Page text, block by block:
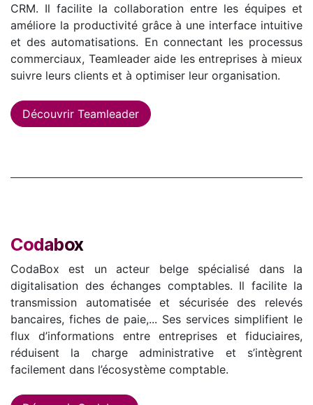
CRM. Il facilite la collaboration entre les équipes et
améliore la productivité grâce à une interface intuitive
et des automatisations. En connectant les processus
commerciaux, Teamleader aide les entreprises à mieux
suivre leurs clients et à optimiser leur organisation.
Découvrir Teamleader
Codabox
CodaBox est un acteur belge spécialisé dans la
digitalisation des échanges comptables. Il facilite la
transmission automatisée et sécurisée des relevés
bancaires, fiches de paie,... Ses services simplifient le
flux d’informations entre entreprises et fiduciaires,
réduisent la charge administrative et s’intègrent
facilement dans l’écosystème comptable.